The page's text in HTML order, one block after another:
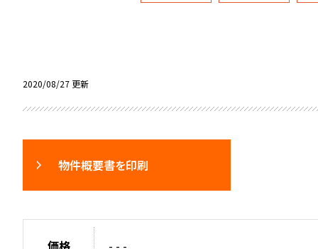
2020/08/27 更新
物件概要書を印刷
価格 - - -